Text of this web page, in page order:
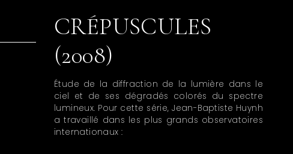
CRÉPUSCULES
(2008)
Étude de la diffraction de la lumière dans le
ciel et de ses dégradés colorés du spectre
lumineux. Pour cette série, Jean-Baptiste Huynh
a travaillé dans les plus grands observatoires
internationaux :